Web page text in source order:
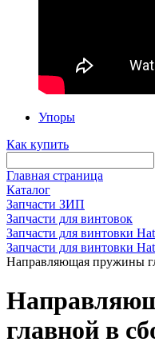
Упоры
Как купить
Главная страница
Каталог
Запчасти ЗИП
Запчасти для винтовок
Запчасти для винтовки
Запчасти для винтовки
Направляющая пружины
главной в